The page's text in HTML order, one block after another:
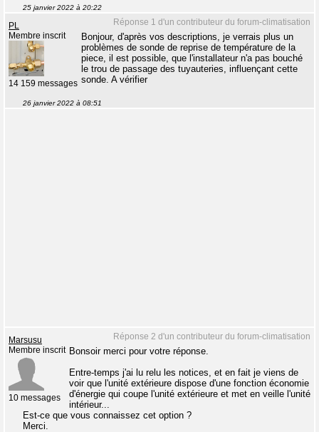
25 janvier 2022 à 20:22
Réponse 1 d'un contributeur du forum-climatisation
PL
Membre inscrit
14 159 messages
Bonjour, d'après vos descriptions, je verrais plus un
problèmes de sonde de reprise de température de la
piece, il est possible, que l'installateur n'a pas bouché
le trou de passage des tuyauteries, influençant cette
sonde. A vérifier
26 janvier 2022 à 08:51
Réponse 2 d'un contributeur du forum-climatisation
Marsusu
Membre inscrit
10 messages
Bonsoir merci pour votre réponse.
Entre-temps j'ai lu relu les notices, et en fait je viens de
voir que l'unité extérieure dispose d'une fonction économie
d'énergie qui coupe l'unité extérieure et met en veille l'unité
intérieur...
Est-ce que vous connaissez cet option ?
Merci.